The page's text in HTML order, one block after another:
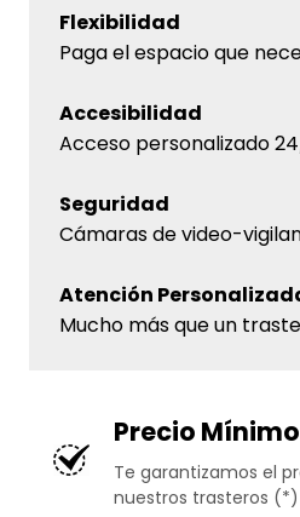
Flexibilidad
Paga el espacio que
Accesibilidad
Acceso personalizado
Seguridad
Cámaras de video-
Atención
Mucho más que un
Precio
Te garantizamos el
nuestros trasteros (*)